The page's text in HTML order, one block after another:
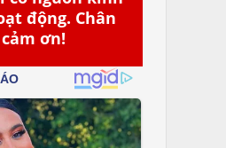
động. Chân
ơn!